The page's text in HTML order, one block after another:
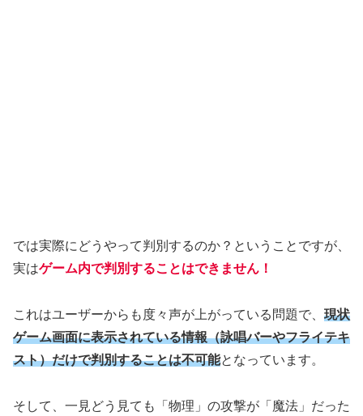
では実際にどうやって判別するのか？ということですが、
実はゲーム内で判別することはできません！
これはユーザーからも度々声が上がっている問題で、 現状
ゲーム画面に表示されている情報（詠唱バーやフライテキ
スト）だけで判別することは不可能となっています。
そして、一見どう見ても「物理」の攻撃が「魔法」だった